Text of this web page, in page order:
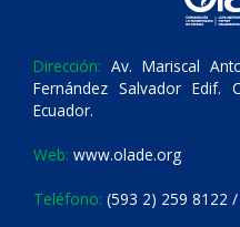
Dirección: Av. Mariscal
Fernández Salvador
Ecuador.
Web: www.olade.org
Teléfono: (593 2) 259 8122